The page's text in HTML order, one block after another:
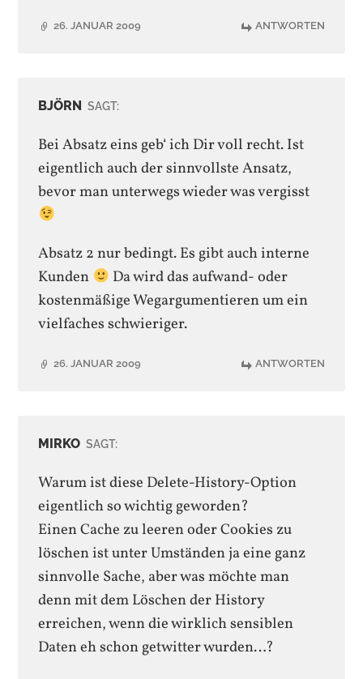
26. JANUAR 2009 ANTWORTEN
BJÖRN SAGT:
Bei Absatz eins geb‘ ich Dir voll recht. Ist
eigentlich auch der sinnvollste Ansatz,
bevor man unterwegs wieder was vergisst
Absatz 2 nur bedingt. Es gibt auch interne
Kunden
Da wird das aufwand- oder
kostenmäßige Wegargumentieren um ein
vielfaches schwieriger.
26. JANUAR 2009 ANTWORTEN
MIRKO SAGT:
Warum ist diese Delete-History-Option
eigentlich so wichtig geworden?
Einen Cache zu leeren oder Cookies zu
löschen ist unter Umständen ja eine ganz
sinnvolle Sache, aber was möchte man
denn mit dem Löschen der History
erreichen, wenn die wirklich sensiblen
Daten eh schon getwitter wurden…?